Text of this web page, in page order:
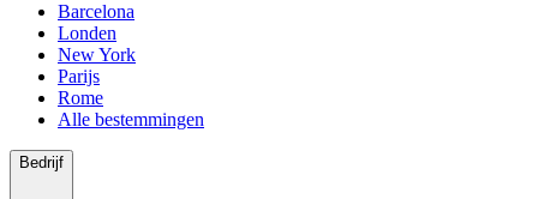
Barcelona
Londen
New York
Parijs
Rome
Alle bestemmingen
Bedrijf